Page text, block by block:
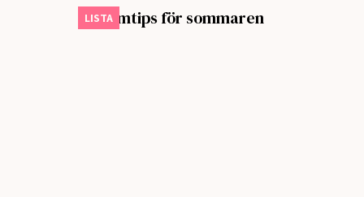
LISTA
Sju filmtips för sommaren